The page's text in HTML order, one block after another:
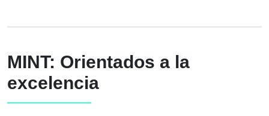
MINT: Orientados a la
excelencia